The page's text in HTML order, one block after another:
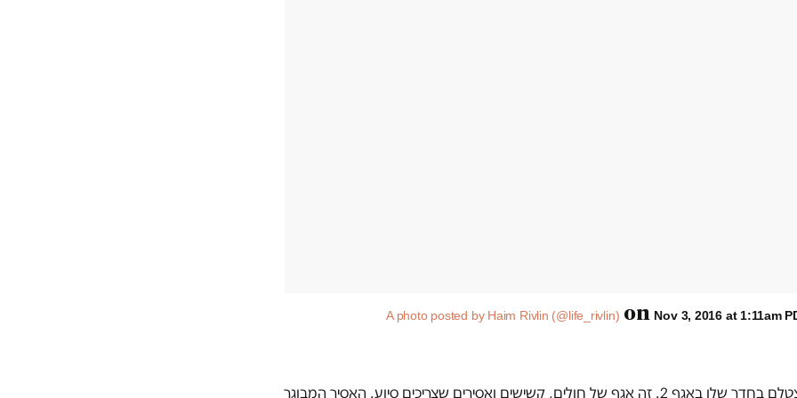
A photo posted by Haim Rivlin (@life_rivlin) on Nov 3, 2016 at 1:11am
דניאל טובול. ביקש להצטלם בחדר שלו באגף 2. זה אגף של חולים, קשישים ואסירים שצריכים סיוע. האסיר המבוגר